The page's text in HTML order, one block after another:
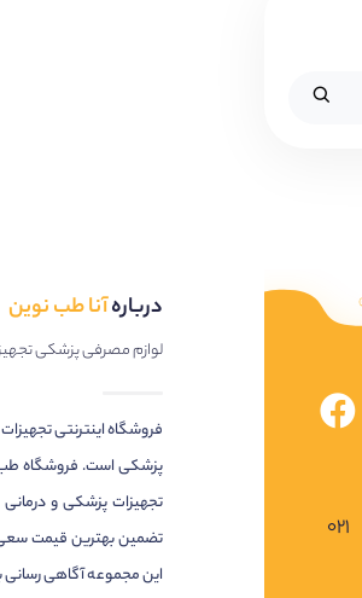
۰۲۱
دربارهآنا طب نوین
لوازم مصرفی پزشکی
فروشگاه اینترنتی
پزشکی است. فروشگاه طب
تجهیزات پزشکی و
تضمین بهترین قیمت سعی
این مجموعه آگاهی رسانی